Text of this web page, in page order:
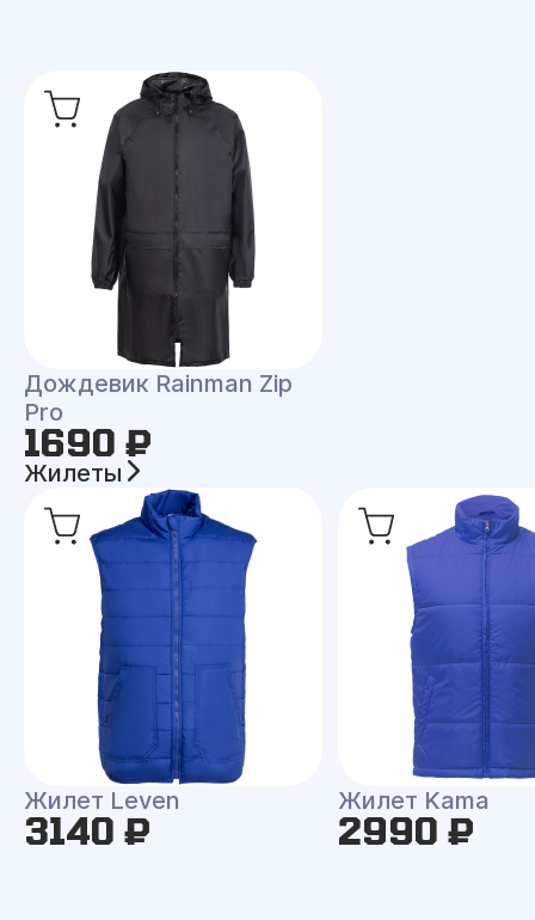
Дождевик Rainman Zip
Pro
1690 ₽
Жилеты
Жилет Leven
3140 ₽
Жилет Kama
2990 ₽